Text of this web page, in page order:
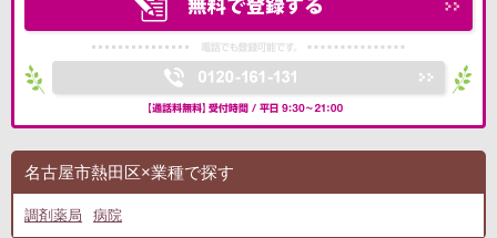
名古屋市熱田区×業種で探す
調剤薬局 病院